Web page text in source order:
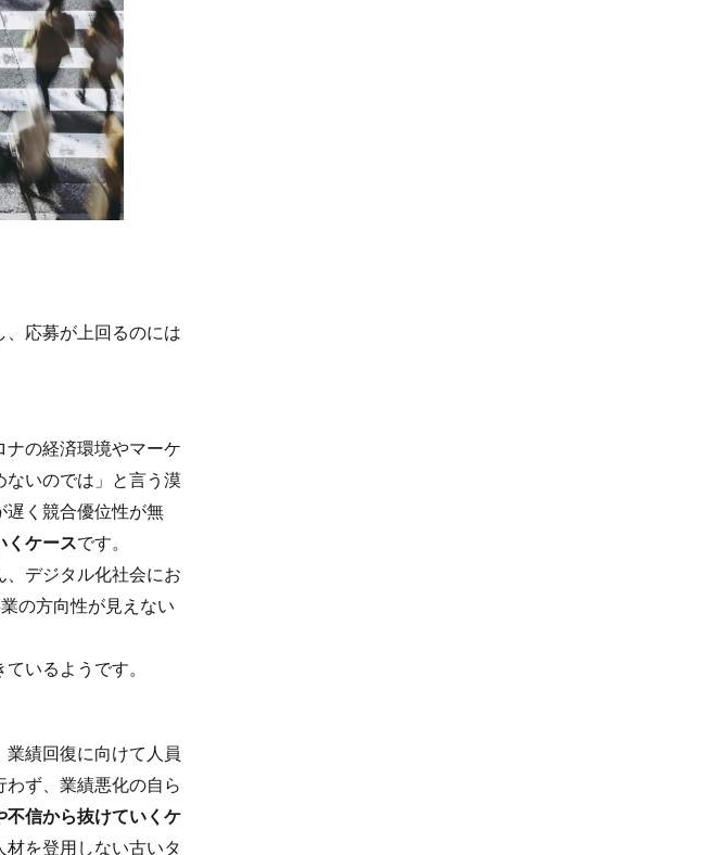
、応募が上回るのには
の経済環境やマーケ
ないのでは」と言う漠
遅く競合優位性が無
くケースです。
デジタル化社会にお
の方向性が見えない
いるようです。
業績回復に向けて人員
ず、業績悪化の自ら
不信から抜けていくケ
を登用しない古いタ